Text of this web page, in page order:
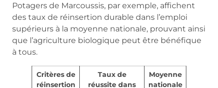
Potagers de Marcoussis, par exemple, affichent
des taux de réinsertion durable dans l’emploi
supérieurs à la moyenne nationale, prouvant ainsi
que l’agriculture biologique peut être bénéfique
à tous.
Critères de
réinsertion
Taux de
réussite dans
Moyenne
nationale